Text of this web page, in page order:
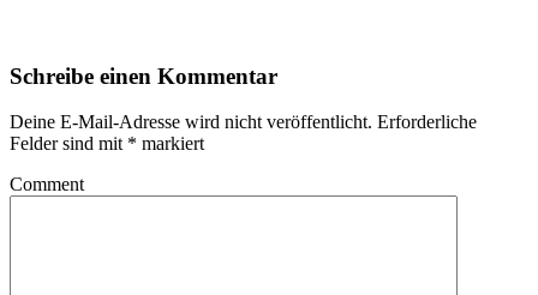
Schreibe einen Kommentar
Deine E-Mail-Adresse wird nicht veröffentlicht. Erforderliche
Felder sind mit * markiert
Comment